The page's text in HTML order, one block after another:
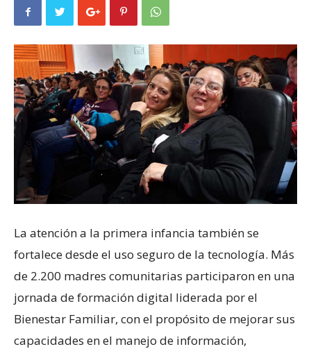
La atención a la primera infancia también se
fortalece desde el uso seguro de la tecnología. Más
de 2.200 madres comunitarias participaron en una
jornada de formación digital liderada por el
Bienestar Familiar, con el propósito de mejorar sus
capacidades en el manejo de información,